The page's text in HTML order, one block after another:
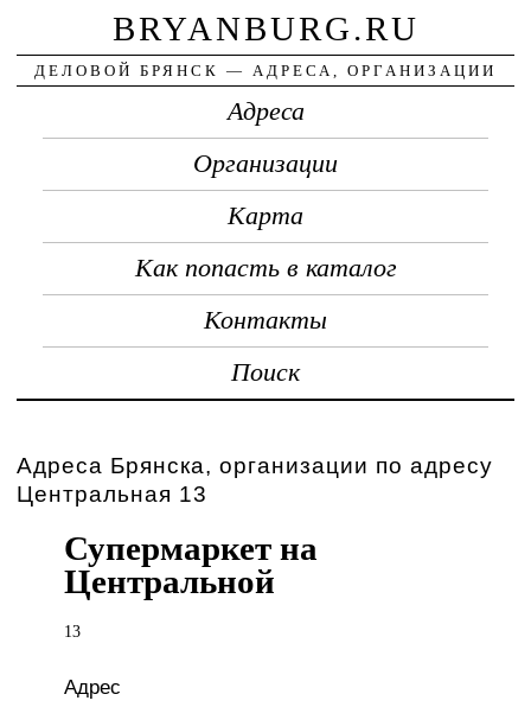
BRYANBURG.RU
ДЕЛОВОЙ БРЯНСК — АДРЕСА, ОРГАНИЗАЦИИ
Адреса
Организации
Карта
Как попасть в каталог
Контакты
Поиск
Адреса Брянска, организации по адресу
Центральная 13
Супермаркет на
Центральной
13
Адрес